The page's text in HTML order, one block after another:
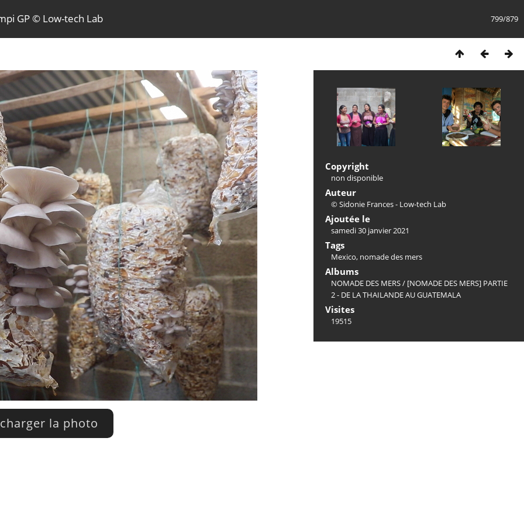
799/879
GP © Low-tech Lab
la photo
Copyright
non disponible
Auteur
© Sidonie Frances - Low-tech Lab
Ajoutée le
samedi 30 janvier 2021
Tags
Mexico, nomade des mers
Albums
NOMADE DES MERS/ [NOMADE DES MERS] PARTIE
2 - DE LA THAILANDE AU GUATEMALA
Visites
19515